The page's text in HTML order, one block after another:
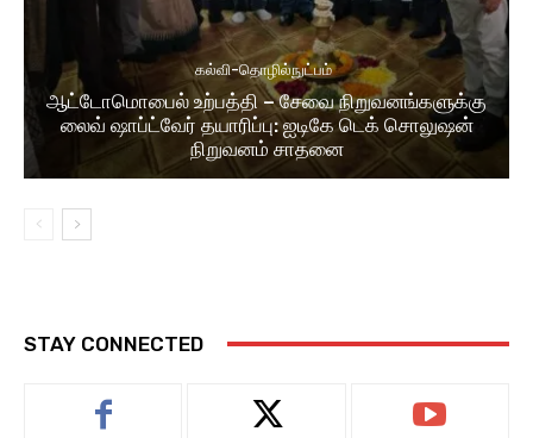
கல்வி-தொழில்நுட்பம்
ஆட்டோமொபைல் உற்பத்தி – சேவை நிறுவனங்களுக்கு
லைவ் ஷாப்ட்வேர் தயாரிப்பு: ஐடிகே டெக் சொலுஷன்
நிறுவனம் சாதனை
STAY CONNECTED